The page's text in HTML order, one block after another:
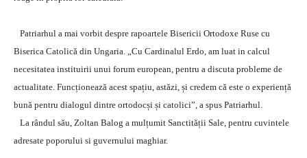
Patriarhul a mai vorbit despre rapoartele Bisericii Ortodoxe Ruse cu
Biserica Catolică din Ungaria. „Cu Cardinalul Erdo, am luat in calcul
necesitatea instituirii unui forum european, pentru a discuta probleme de
actualitate. Funcționează acest spațiu, astăzi, și credem că este o experiență
bună pentru dialogul dintre ortodocși și catolici”, a spus Patriarhul.
La rândul său, Zoltan Balog a mulțumit Sanctității Sale, pentru cuvintele
adresate poporului si guvernului maghiar.